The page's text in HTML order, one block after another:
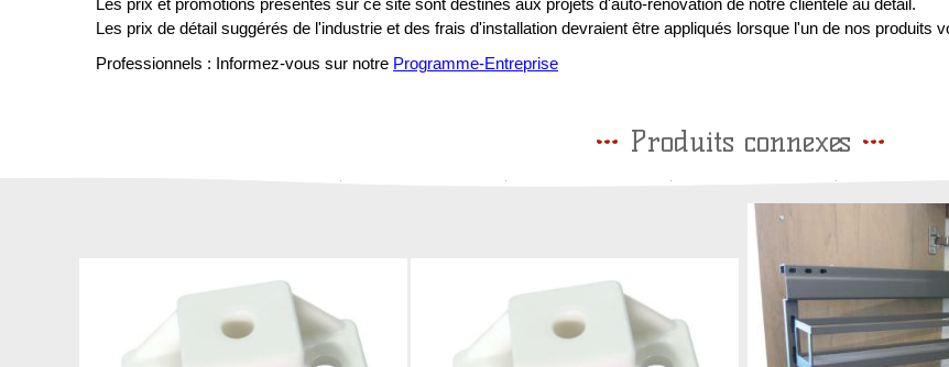
Les prix et promotions présentés sur ce site sont destinés aux projets d'auto-rénovation de notre clientèle au détail.
Les prix de détail suggérés de l'industrie et des frais d'installation devraient être appliqués lorsque l'un de nos produits
Professionnels : Informez-vous sur notre Programme-Entreprise
Produits connexes